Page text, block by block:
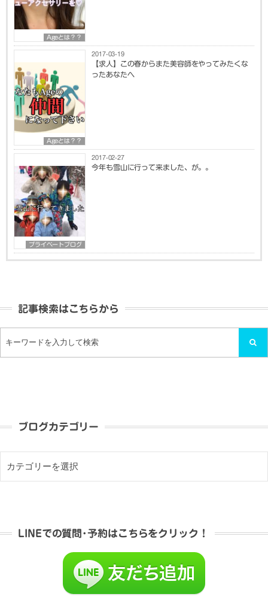
Ageとは？？
Ageとは？？
2017-03-19
【求人】この春からまた美容師をやってみたくな
ったあなたへ
プライベートブログ
2017-02-27
今年も雪山に行って来ました、が。。
記事検索はこちらから
ブログカテゴリー
LINEでの質問･予約はこちらをクリック！